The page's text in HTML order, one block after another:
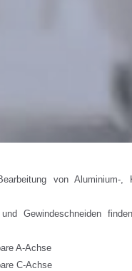
von Aluminium-,
Gewindeschneiden
A-Achse
C-Achse